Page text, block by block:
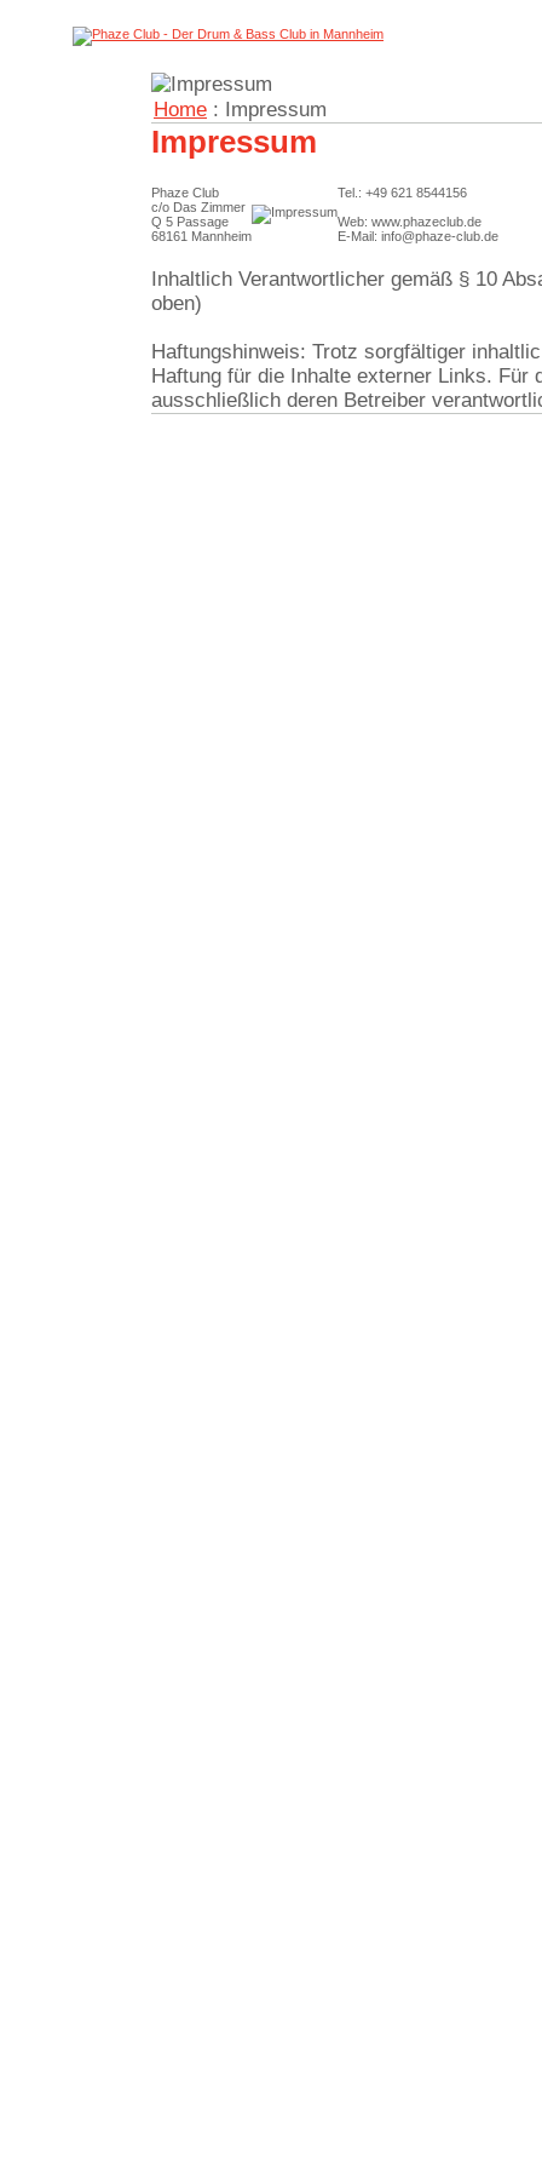
Home : Impressum
Impressum
Phaze Club
c/o Das Zimmer
Q 5 Passage
68161 Mannheim
Tel.: +49 621 8544156
Web: www.phazeclub.de
E-Mail: info@phaze-club.de
Inhaltlich Verantwortlicher gemäß § 10
oben)
Haftungshinweis: Trotz sorgfältiger
Haftung für die Inhalte externer Links. Für
ausschließlich deren Betreiber